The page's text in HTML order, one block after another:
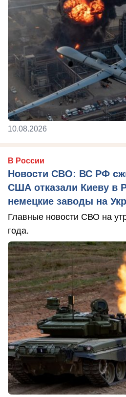
10.08.2026
В России
Новости СВО: ВС РФ
США отказали Киеву в
немецкие заводы на
Главные новости СВО на
года.